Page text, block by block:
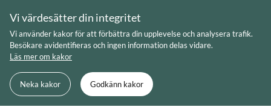
content
Sök Meny
Du är här: Startsida English Contact us
Vi värdesätter din integritet
Vi använder kakor för att förbättra din upplevelse och analysera trafik.
Besökare avidentifieras och ingen information delas vidare.
Läs mer om kakor
Neka kakor Godkänn kakor